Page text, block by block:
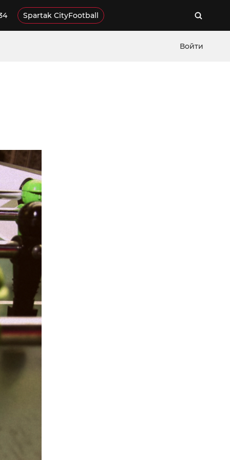
Spartak CityFootball
Войти